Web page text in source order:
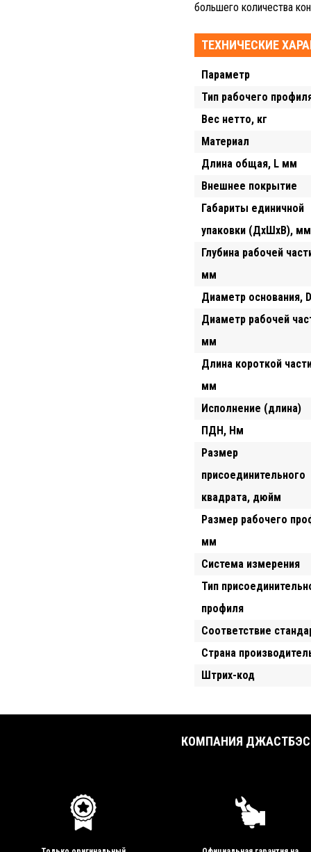
большего количества
ТЕХНИЧЕСКИЕ
Параметр
Тип рабочего
Вес нетто, кг
Материал
Длина общая, L мм
Внешнее покрытие
Габариты единичной
упаковки (ДхШхВ), мм
Глубина рабочей
мм
Диаметр основания,
Диаметр рабочей
мм
Длина короткой
мм
Исполнение (длина)
ПДН, Hм
Размер
присоединительного
квадрата, дюйм
Размер рабочего
мм
Система измерения
Тип
профиля
Соответствие
Страна
Штрих-код
КОМПАНИЯ